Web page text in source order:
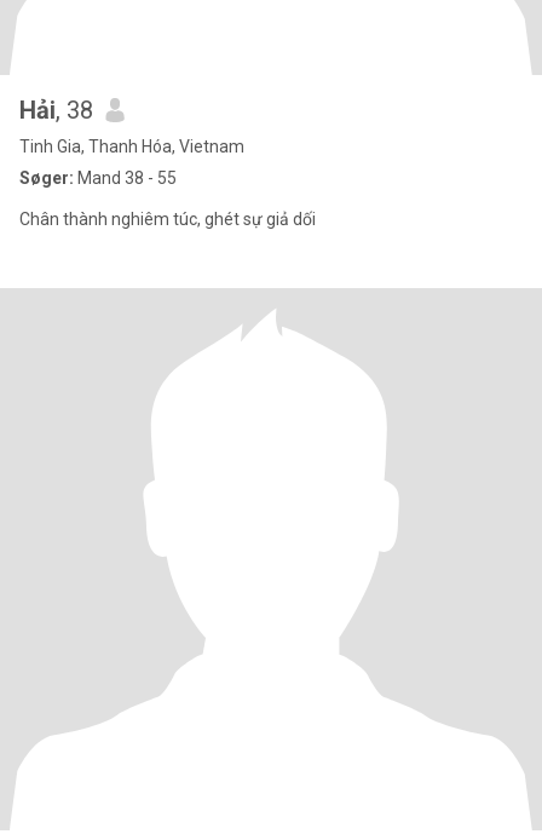
Hải, 38
Tinh Gia, Thanh Hóa, Vietnam
Søger: Mand 38 - 55
Chân thành nghiêm túc, ghét sự giả dối